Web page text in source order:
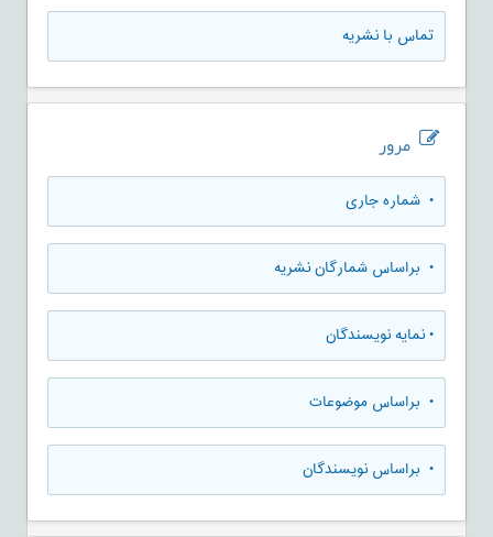
تماس با نشریه
مرور
• شماره جاری
• براساس شمارگان نشریه
•نمایه نویسندگان
• براساس موضوعات
• براساس نویسندگان